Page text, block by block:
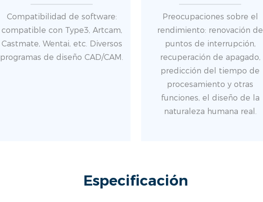
Compatibilidad de software:
compatible con Type3, Artcam,
Castmate, Wentai, etc. Diversos
programas de diseño CAD/CAM.
Preocupaciones sobre el
rendimiento: renovación de
puntos de interrupción,
recuperación de apagado,
predicción del tiempo de
procesamiento y otras
funciones, el diseño de la
naturaleza humana real.
Especificación